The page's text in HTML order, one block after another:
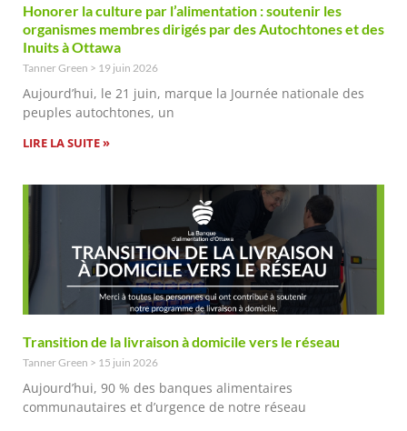
Honorer la culture par l’alimentation : soutenir les
organismes membres dirigés par des Autochtones et des
Inuits à Ottawa
Tanner Green 19 juin 2026
Aujourd’hui, le 21 juin, marque la Journée nationale des
peuples autochtones, un
LIRE LA SUITE »
Transition de la livraison à domicile vers le réseau
Tanner Green 15 juin 2026
Aujourd’hui, 90 % des banques alimentaires
communautaires et d’urgence de notre réseau